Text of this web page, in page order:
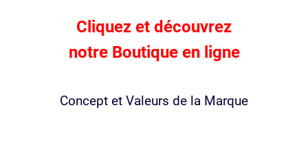
Cliquez et découvrez
notre Boutique en ligne
Concept et Valeurs de la Marque